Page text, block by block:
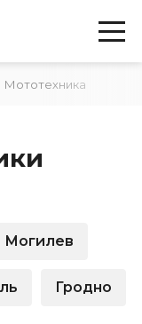
Мототехника
Могилев
Гродно